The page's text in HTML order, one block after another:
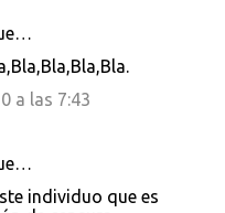
a las 7:43
individuo que es